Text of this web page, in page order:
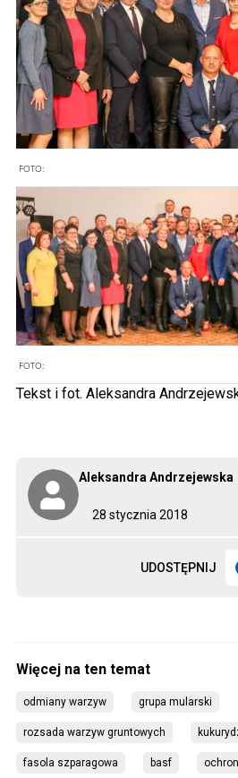
28 stycznia 2018
Aleksandra Andrzejewska
UDOSTĘPNIJ
FOTO:
FOTO:
Tekst i fot. Aleksandra
odmiany warzyw grupa mularski
rozsada warzyw gruntowych
fasola szparagowa basf